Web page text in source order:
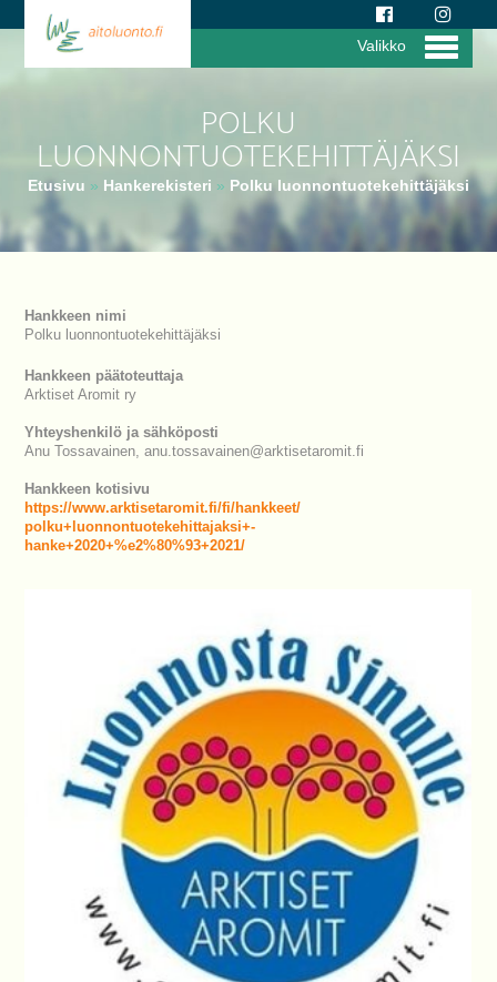
POLKU
LUONNONTUOTEKEHITTÄJÄKSI
Etusivu » Hankerekisteri » Polku luonnontuotekehittäjäksi
Valikko
Hankkeen nimi
Polku luonnontuotekehittäjäksi
Hankkeen päätoteuttaja
Arktiset Aromit ry
Yhteyshenkilö ja sähköposti
Anu Tossavainen, anu.tossavainen@arktisetaromit.fi
Hankkeen kotisivu
https://www.arktisetaromit.fi/fi/hankkeet/
polku+luonnontuotekehittajaksi+-
hanke+2020+%e2%80%93+2021/